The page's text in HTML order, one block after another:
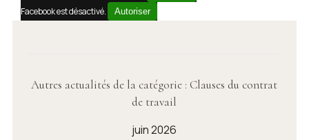
Facebook est désactivé. Autoriser
Autres actualités de la catégorie : Clauses du contrat
de travail
juin 2026